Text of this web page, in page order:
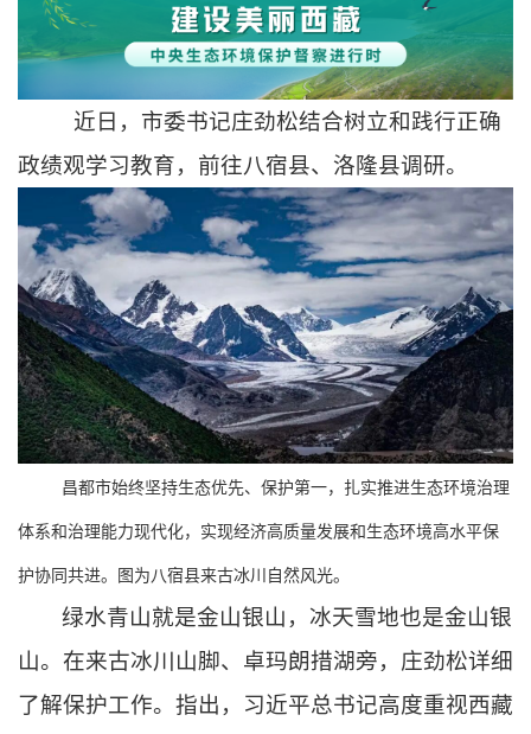
近日，市委书记庄劲松结合树立和践行正确
政绩观学习教育，前往八宿县、洛隆县调研。
昌都市始终坚持生态优先、保护第一，扎实推进生态环境治理
体系和治理能力现代化，实现经济高质量发展和生态环境高水平保
护协同共进。图为八宿县来古冰川自然风光。
绿水青山就是金山银山，冰天雪地也是金山银
山。在来古冰川山脚、卓玛朗措湖旁，庄劲松详细
了解保护工作。指出，习近平总书记高度重视西藏